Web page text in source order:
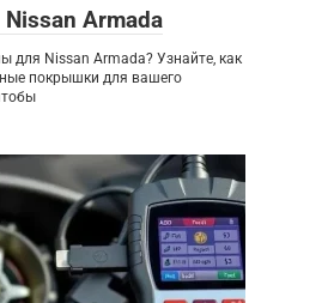
Armada
для Nissan Armada? Узнайте, как
покрышки для вашего